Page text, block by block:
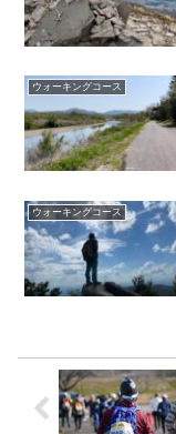
ウォーキングコース
ウォーキングコース